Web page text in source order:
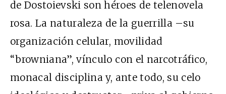
de Dostoievski son héroes de telenovela
rosa. La naturaleza de la guerrilla –su
organización celular, movilidad
“browniana”, vínculo con el narcotráfico,
monacal disciplina y, ante todo, su celo